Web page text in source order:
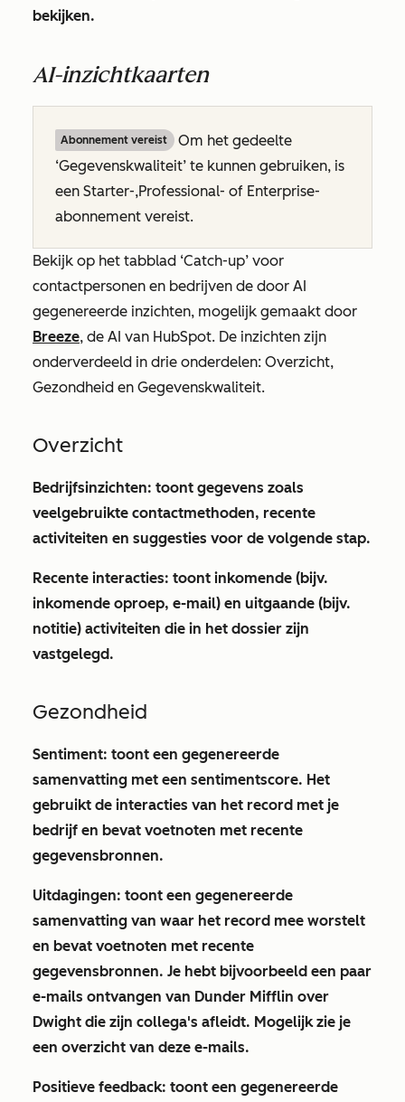
bekijken.
AI-inzichtkaarten
Abonnement vereist
Om het gedeelte
‘Gegevenskwaliteit’ te kunnen gebruiken, is
een Starter-,Professional- of Enterprise-
abonnement vereist.
Bekijk op het tabblad ‘Catch-up’ voor
contactpersonen en bedrijven de door AI
gegenereerde inzichten, mogelijk gemaakt door
Breeze, de AI van HubSpot. De inzichten zijn
onderverdeeld in drie onderdelen: Overzicht,
Gezondheid en Gegevenskwaliteit.
Overzicht
Bedrijfsinzichten: toont gegevens zoals
veelgebruikte contactmethoden, recente
activiteiten en suggesties voor de volgende stap.
Recente interacties: toont inkomende (bijv.
inkomende oproep, e-mail) en uitgaande (bijv.
notitie) activiteiten die in het dossier zijn
vastgelegd.
Gezondheid
Sentiment: toont een gegenereerde
samenvatting met een sentimentscore. Het
gebruikt de interacties van het record met je
bedrijf en bevat voetnoten met recente
gegevensbronnen.
Uitdagingen: toont een gegenereerde
samenvatting van waar het record mee worstelt
en bevat voetnoten met recente
gegevensbronnen. Je hebt bijvoorbeeld een paar
e-mails ontvangen van Dunder Mifflin over
Dwight die zijn collega's afleidt. Mogelijk zie je
een overzicht van deze e-mails.
Positieve feedback: toont een gegenereerde